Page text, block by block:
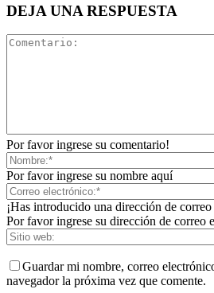
DEJA UNA RESPUESTA
Por favor ingrese su comentario!
Por favor ingrese su nombre aquí
¡Has introducido una dirección de
Por favor ingrese su dirección de correo
Guardar mi nombre, correo
navegador la próxima vez que comente.